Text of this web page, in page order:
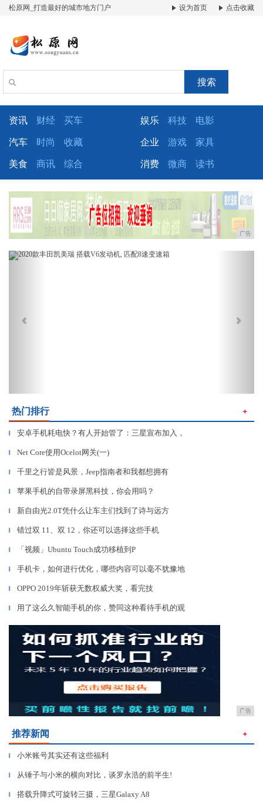
松原网_打造最好的城市地方门户 设为首页 点击收藏
搜索
资讯 财经 买车 娱乐 科技 电影
汽车 时尚 收藏 企业 游戏 家具
美食 商讯 综合 消费 微商 读书
广告
Previous
热门排行 ＋
▎ 安卓手机耗电快？有人开始管了：三星宣布加入，
▎ Net Core使用Ocelot网关(一)
▎ 千里之行皆是风景，Jeep指南者和我都想拥有
▎ 苹果手机的自带录屏黑科技，你会用吗？
▎ 新自由光2.0T凭什么让车主们找到了诗与远方
▎ 错过双 11、双 12，你还可以选择这些手机
▎ 「视频」Ubuntu Touch成功移植到P
▎ 手机卡，如何进行优化，哪些内容可以毫不犹豫地
▎ OPPO 2019年斩获无数权威大奖，看完技
▎ 用了这么久智能手机的你，赞同这种看待手机的观
广告
推荐新闻 ＋
▎ 小米账号其实还有这些福利
▎ 从锤子与小米的横向对比，谈罗永浩的前半生!
▎ 搭载升降式可旋转三摄，三星Galaxy A8